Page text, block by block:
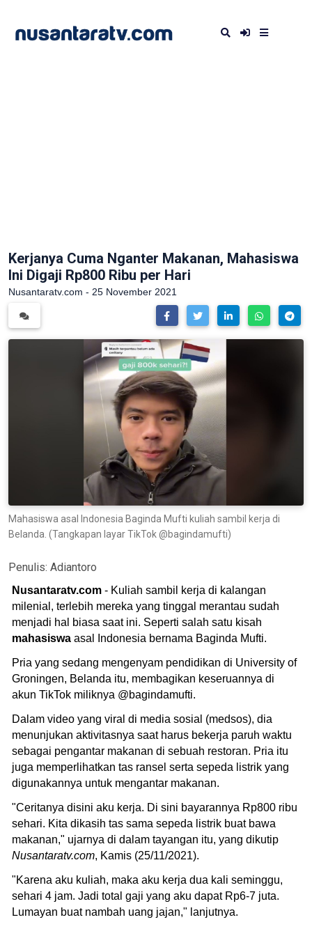
Kerjanya Cuma Nganter Makanan, Mahasiswa
Ini Digaji Rp800 Ribu per Hari
Nusantaratv.com - 25 November 2021
Mahasiswa asal Indonesia Baginda Mufti kuliah sambil kerja di
Belanda. (Tangkapan layar TikTok @bagindamufti)
Penulis: Adiantoro
Nusantaratv.com - Kuliah sambil kerja di kalangan
milenial, terlebih mereka yang tinggal merantau sudah
menjadi hal biasa saat ini. Seperti salah satu kisah
mahasiswa asal Indonesia bernama Baginda Mufti.
Pria yang sedang mengenyam pendidikan di University of
Groningen, Belanda itu, membagikan keseruannya di
akun TikTok miliknya @bagindamufti.
Dalam video yang viral di media sosial (medsos), dia
menunjukan aktivitasnya saat harus bekerja paruh waktu
sebagai pengantar makanan di sebuah restoran. Pria itu
juga memperlihatkan tas ransel serta sepeda listrik yang
digunakannya untuk mengantar makanan.
"Ceritanya disini aku kerja. Di sini bayarannya Rp800 ribu
sehari. Kita dikasih tas sama sepeda listrik buat bawa
makanan," ujarnya di dalam tayangan itu, yang dikutip
Nusantaratv.com, Kamis (25/11/2021).
"Karena aku kuliah, maka aku kerja dua kali seminggu,
sehari 4 jam. Jadi total gaji yang aku dapat Rp6-7 juta.
Lumayan buat nambah uang jajan," lanjutnya.